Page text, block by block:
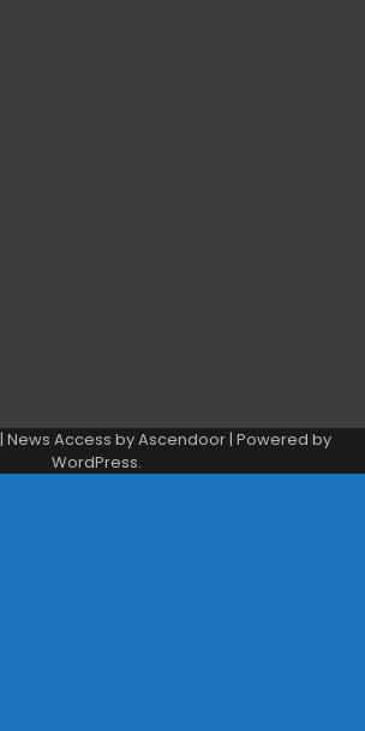
| News Access byAscendoor | Powered by
WordPress.